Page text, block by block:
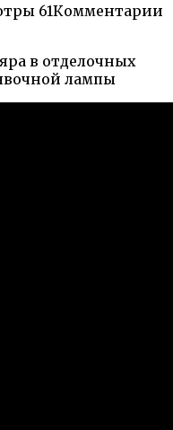
61Комментарии